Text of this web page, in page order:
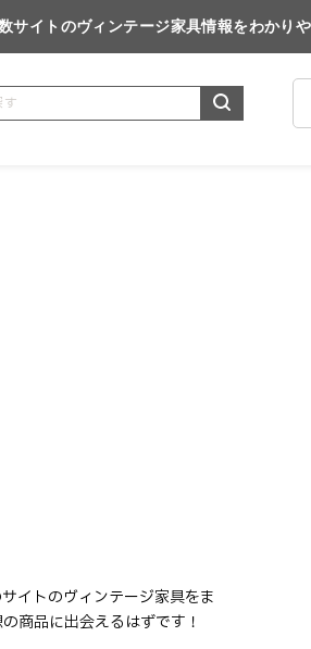
サイトのヴィンテージ家具情報をわかりや
イトのヴィンテージ家具をま
商品に出会えるはずです！